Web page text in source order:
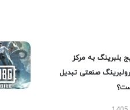
بلبرینگ به مرکز
صنعتی تبدیل